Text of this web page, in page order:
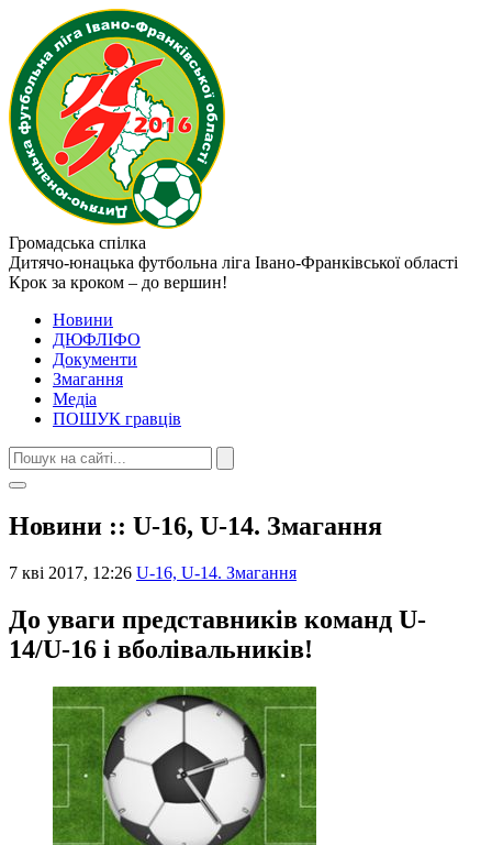
Громадська спілка
Дитячо-юнацька футбольна ліга Івано-Франківської області
Крок за кроком – до вершин!
Новини
ДЮФЛІФО
Документи
Змагання
Медіа
ПОШУК гравців
Новини :: U-16, U-14. Змагання
7 кві 2017, 12:26 U-16, U-14. Змагання
До уваги представників команд U-
14/U-16 і вболівальників!